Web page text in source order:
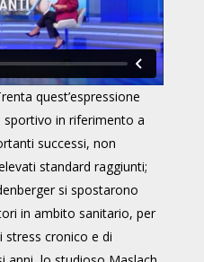
quest’espressione
sportivo in riferimento a
successi, non
standard raggiunti;
si spostarono
in ambito sanitario, per
stress cronico e di